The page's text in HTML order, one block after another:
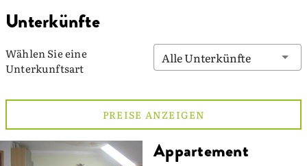
Unterkünfte
Wählen Sie eine
Unterkunftsart
Alle Unterkünfte
PREISE ANZEIGEN
Appartement